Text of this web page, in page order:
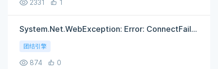
2331 1
System.Net.WebException: Error: ConnectFailure(由于目标计算机积极拒绝，无法连接。
团结引擎
874 0